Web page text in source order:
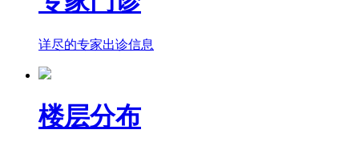
详尽的专家出诊信息
楼层分布